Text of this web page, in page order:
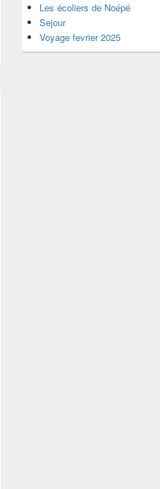
Les écoliers de Noépé
Sejour
Voyage fevrier 2025